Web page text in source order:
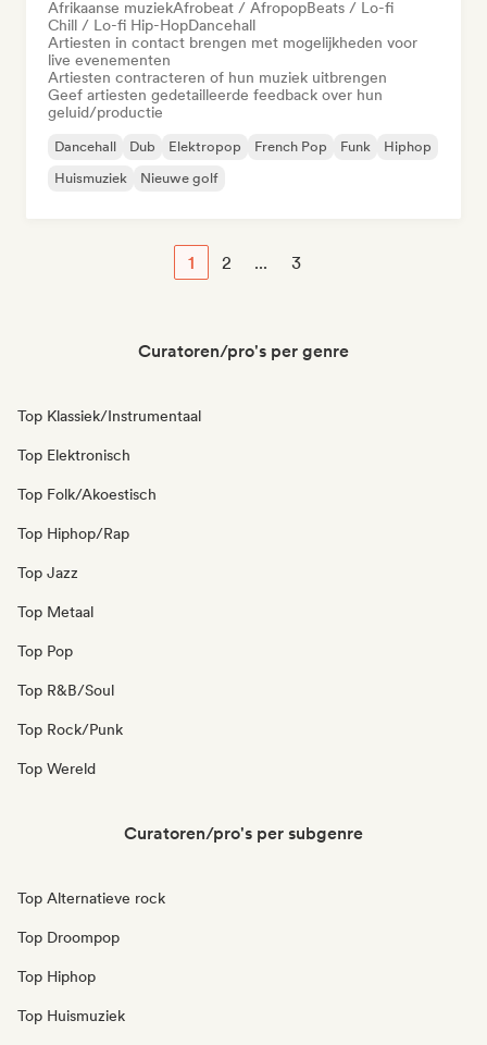
Afrikaanse muziekAfrobeat / AfropopBeats / Lo-fi
Chill / Lo-fi Hip-HopDancehall
Artiesten in contact brengen met mogelijkheden voor
live evenementen
Artiesten contracteren of hun muziek uitbrengen
Geef artiesten gedetailleerde feedback over hun
geluid/productie
Dancehall Dub Elektropop French Pop Funk
Hiphop
Huismuziek
Nieuwe golf
1 2 ... 3
Curatoren/pro's per genre
Top Klassiek/Instrumentaal
Top Elektronisch
Top Folk/Akoestisch
Top Hiphop/Rap
Top Jazz
Top Metaal
Top Pop
Top R&B/Soul
Top Rock/Punk
Top Wereld
Curatoren/pro's per subgenre
Top Alternatieve rock
Top Droompop
Top Hiphop
Top Huismuziek